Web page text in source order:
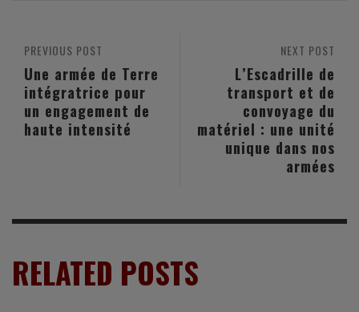
NEXT POST
L’Escadrille de
transport et de
convoyage du
matériel : une unité
unique dans nos
armées
PREVIOUS POST
Une armée de Terre
intégratrice pour
un engagement de
haute intensité
RELATED POSTS